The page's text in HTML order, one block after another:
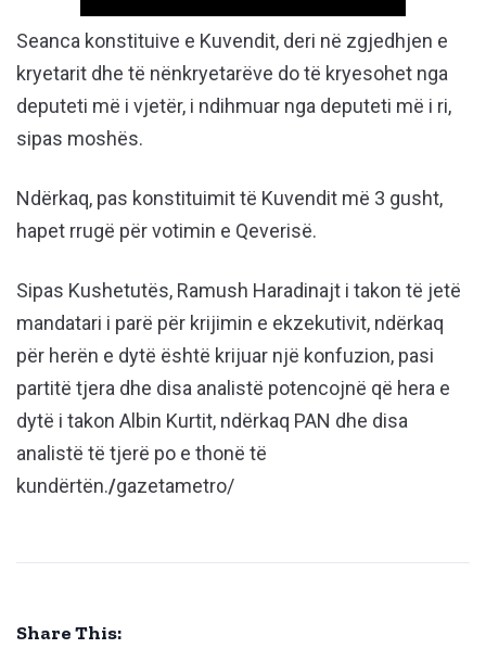
Seanca konstituive e Kuvendit, deri në zgjedhjen e
kryetarit dhe të nënkryetarëve do të kryesohet nga
deputeti më i vjetër, i ndihmuar nga deputeti më i ri,
sipas moshës.
Ndërkaq, pas konstituimit të Kuvendit më 3 gusht,
hapet rrugë për votimin e Qeverisë.
Sipas Kushetutës, Ramush Haradinajt i takon të jetë
mandatari i parë për krijimin e ekzekutivit, ndërkaq
për herën e dytë është krijuar një konfuzion, pasi
partitë tjera dhe disa analistë potencojnë që hera e
dytë i takon Albin Kurtit, ndërkaq PAN dhe disa
analistë të tjerë po e thonë të
kundërtën./gazetametro/
Share This: